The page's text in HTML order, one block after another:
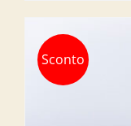
Sconto